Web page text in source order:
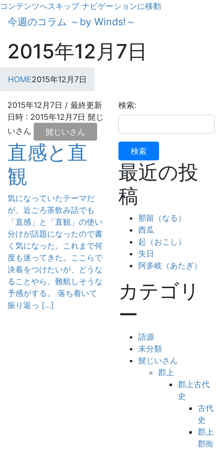
コンテンツへスキップ ナビゲーションに移動
今週のコラム ～by Winds!～
2015年12月7日
HOME2015年12月7日
2015年12月7日 / 最終更新
日時 : 2015年12月7日 髭じ
いさん
髭じいさん
直感と直
観
気になっていたテーマだ
が、近ごろ茶飲み話でも
「直感」と「直観」の使い
分けが話題になったので書
く気になった。これまで何
度も迷ってきた。ここらで
決着をつけたいが、どうな
ることやら。難航しそうな
予感がする。 落ち着いて
振り返っ […]
検索:
最近の投
稿
那留（なる）
西瓜
起（おこし）
失日
阿多岐（あたぎ）
カテゴリ
ー
語源
未分類
髭じいさん
郡上
郡上古代
史
古代
史
郡上
郡衙